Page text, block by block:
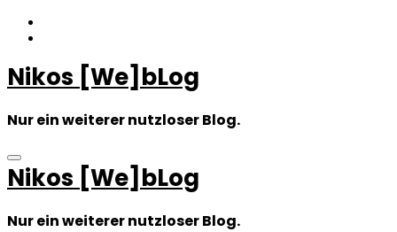
Zum
Inhalt
Nikos [We]bLog
Nur ein weiterer nutzloser Blog.
Nikos [We]bLog
Nur ein weiterer nutzloser Blog.